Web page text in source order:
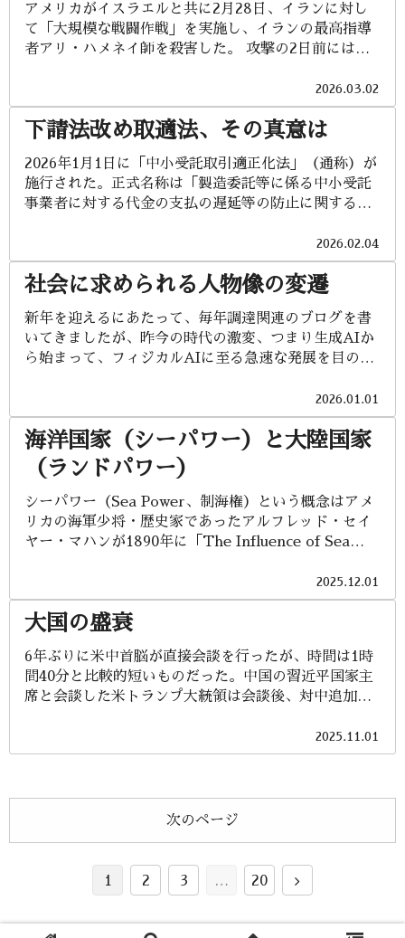
元長州藩士8人の刺客に襲われ、それが致命傷となって
数か月後に45歳で亡くなった。大村の遺志を継いだ山
形有朋は「兵員数を平時は少なくし、戦時に増加する
かかわらず、勤め人はいつも時間を気にして過ごして
いるのではないだろうか。 太古の人間は太陽が昇った
ら起きて、食べ物などを調達しに出かけ、太陽が沈ん
っ暗になってしまっては、獲物は見えないし、猛獣に
襲われてしまうかもしれない、生死がかかっていた。
人間が明かりを手にしたのは、100万年前くらいであ
獣除けや暖を取ることに役立てていたようである。少
しずつ人間の生活活動時間が拡張していったことが想
像できる。 時計が発明されたのは、紀元前3000～
アメリカがイスラエルと共に2月28日、イランに対し
て「大規模な戦闘作戦」を実施し、イランの最高指導
者アリ・ハメネイ師を殺害した。 攻撃の2日前には、
間接的に協議していた。合意には至らず、協議が終了
してすぐ実力行使の軍事作戦に踏み切った形である。
毎度のことだが、他国の元首を斬首していいのかいつ
が、国際刑事裁判所（ICC）のトップであり、氏は重
大な犯罪者は訴追・処罰を受けることになっていると
強調している。しかし、プーチン露大統領やイスラエ
の、加盟国が執行せず、骨抜き状態である。つまり他
国の元首を殺害することは、国際社会の平和と秩序を
乱す行為で罪に問われるものの、裁かれないのが実態
と言わざるを得ないのである。 近年の他国への軍事介
入は、記憶に新しいところで、アメリカによるベネズ
エラ介入（2026年）である。マドゥーロ大統領を拘束
し、親米国家を樹立する事や、ベネズエラから中国へ
2026.03.02
下請法改め取適法、その真意は
2026年1月1日に「中小受託取引適正化法」（通称）が
施行された。正式名称は「製造委託等に係る中小受託
事業者に対する代金の支払の遅延等の防止に関する法
長すぎて、覚えるのは大変であるが、真顔でこのよう
に長い法律名を国会で通すあたりが、庶民感覚（民
間）との大きな乖離を感じる。多分、公正取引委員会
したのであろうが、思わず「まじかっ」と思ってしま
った。ちなみに生成AIで日本で最も文字数が多い法律
名を訊いてみると、「日本国とアメリカ合衆国との間
区域並びに日本国における合衆国軍隊の地位に関する
協定及び日本国における国際連合の軍隊の地位に関す
る協定の実施に伴う道路運送法等の特例に関する法
律」だそうで、なんと110文字。こんな法律名がある
と、多少長くても、関係者は異常に長いとは思わなか
ったのでしょうね。 閑話休題。公正取引委員会と中小
企業庁の連名で発行されている「下請法・下請振興法
改正法の概要」によると、下請法改正の背景・趣旨等
2026.02.04
社会に求められる人物像の変遷
新年を迎えるにあたって、毎年調達関連のブログを書
いてきましたが、昨今の時代の激変、つまり生成AIか
ら始まって、フィジカルAIに至る急速な発展を目の当
たという感を強く持ちます。よって、調達という狭い
枠に嵌ることなく、今後、人間は何をよすがに生きて
いけばいいのか、という難問に対峙しなければならな
いとの想いを強く持つに至りました。 私が生を受けた
1958年からの道のりは、多くが貧しい子供時代から高
度経済成長の波に乗って、青春を謳歌した若者時代、
そして平成の失われた30年（人によっては転落の50年
とも言うが）から、何とか希望を見出しつつある現在
年）と言われ、未だ敗戦を核とした昭和の総括が行わ
れていないことを自覚させられる年でありました（こ
れについては次回書きたいと思っています）。さらに
遡れば、江戸末期から明治維新（大政奉還）に至る激
動の時代も司馬史観を代表とする見方や、それは江戸
時代を否定し、明治維新を美化しすぎているという反
論など、いまだ議論は絶えません。 何事にも二面性・
2026.01.01
海洋国家（シーパワー）と大陸国家
（ランドパワー）
シーパワー（Sea Power、制海権）という概念はアメ
リカの海軍少将・歴史家であったアルフレッド・セイ
ヤー・マハンが1890年に「The Influence of Sea
ある。それに呼応する形で、イギリスの地理学者・政
治家であるハルフォード・ジョン・マッキンダーが
「The Geographical Pivot of History」（1904年）
書籍化）でランドパワー（Land Power）の重要性を
説いたことが、その原型と言える。以降、海洋国家と
大陸国家の特徴及び、それぞれがどのように国家の繁
れている。 海洋国家の特徴は、海が天然の城壁となり
る。その結果、交易を通じて多様な文化や情報が入っ
てくるため、比較的開放的で柔軟な社会・文化が形成
されやすいとされる。（例：イギリス、日本、アメリ
2025.12.01
大国の盛衰
6年ぶりに米中首脳が直接会談を行ったが、時間は1時
間40分と比較的短いものだった。中国の習近平国家主
席と会談した米トランプ大統領は会談後、対中追加関
る「障壁」が解消されたと述べた。習氏も中国国営メ
ディアに対し、「主要な貿易問題」の解決に向けて合
結果は中国がレアアースの輸出規制を1年間見送ること
で、米国の100%の追加関税を回避した。それ以外では
していたが、これを10％に引き下げると米国が妥協し
収まった。アメリカ産大豆の輸入拡大でも合意をし、
2025.11.01
次のページ
1 2 3 … 20 次